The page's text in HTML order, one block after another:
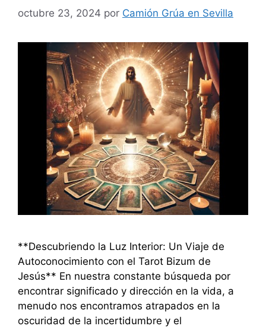
octubre 23, 2024 por Camión Grúa en Sevilla
**Descubriendo la Luz Interior: Un Viaje de
Autoconocimiento con el Tarot Bizum de
Jesús** En nuestra constante búsqueda por
encontrar significado y dirección en la vida, a
menudo nos encontramos atrapados en la
oscuridad de la incertidumbre y el